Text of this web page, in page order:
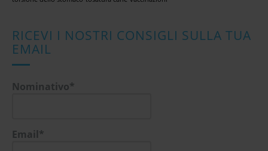
RICEVI I NOSTRI CONSIGLI SULLA TUA
EMAIL
Nominativo*
Email*